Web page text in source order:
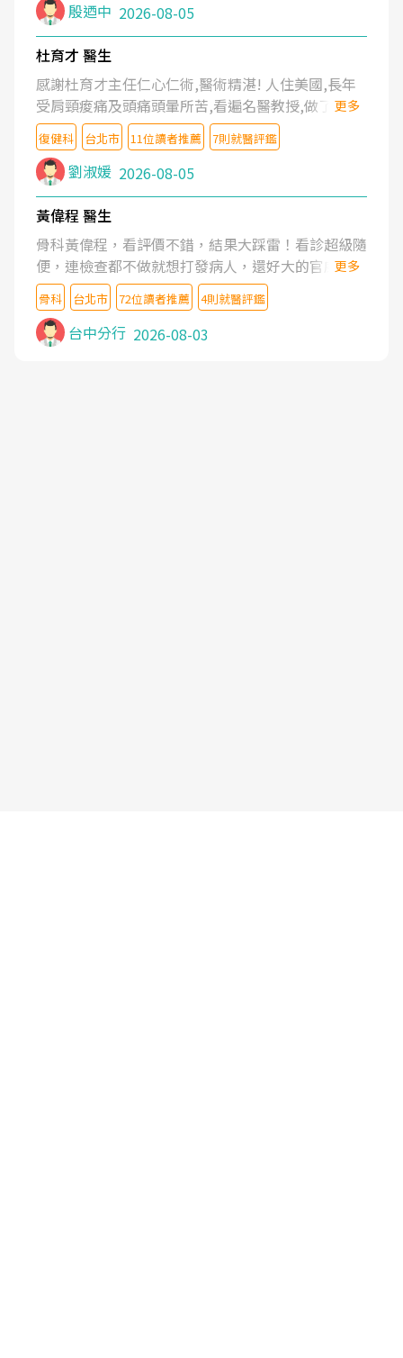
殷迺中 2026-08-05
杜育才 醫生
感謝杜育才主任仁心仁術,醫術精湛! 人住美國,長年
受肩頸痠痛及頭痛頭暈所苦,看遍名醫教授,做了各種
檢查,也嘗試過西醫打針,中醫針灸及物理徒手治療都
沒有用,後來連吃到嗎啡類止痛藥都效果有限,只是壓
症狀,沒多久就痛起來,多年失眠嚴重影響生活品質.
台灣親友介紹忠孝醫院杜育才主任是頸頭症候群專
家,上網搜尋杜主任相關文章新聞跟網路評價之後,下
定決心飛回台北找杜醫師診治. 杜主任的乾針跟增生
治療真的很厲害,第一次乾針就覺得整個肩頸鬆開,回
家特別好睡,經過幾次治療,長年頑疾已經好了大半,杜
主任除了打針超厲害,還會一直交代要改善姿勢跟好
好做運動,看診態度親切溫暖,真的是不可多得的良醫,
大力推荐!
更多
復健科 台北市 11位讀者推薦 7則就醫評鑑
劉淑媛 2026-08-05
黃偉程 醫生
骨科黃偉程，看評價不錯，結果大踩雷！看診超級隨
便，連檢查都不做就想打發病人，還好大的官威 ...
想詢問病情還被陰陽怪氣嘲諷一番。可能好評帶來的
大頭症，變得自負不尊重病人。醫術也不行，畢竟連
檢查都懶得做，治療會有用才怪。大家避雷吧！
更多
骨科 台北市 72位讀者推薦 4則就醫評鑑
台中分行 2026-08-03